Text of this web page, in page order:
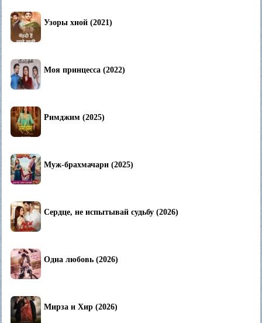
Узоры хной (2021)
Моя принцесса (2022)
Римджим (2025)
Муж-брахмачари (2025)
Сердце, не испытывай судьбу (2026)
Одна любовь (2026)
Мирза и Хир (2026)